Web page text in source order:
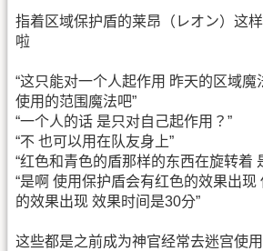
指着区域保护盾的莱昂（レオン）这
啦
“这只能对一个人起作用 昨天的区域魔
使用的范围魔法吧”
“一个人的话 是只对自己起作用？”
“不 也可以用在队友身上”
“红色和青色的盾那样的东西在旋转着
“是啊 使用保护盾会有红色的效果出
的效果出现 效果时间是30分”
这些都是之前成为神官经常去迷宫使